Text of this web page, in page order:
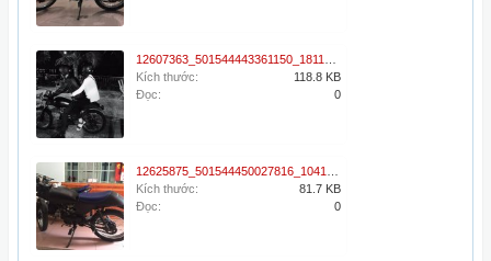
Kích thước:
118.8 KB
Đọc:
0
Kích thước:
81.7 KB
Đọc:
0